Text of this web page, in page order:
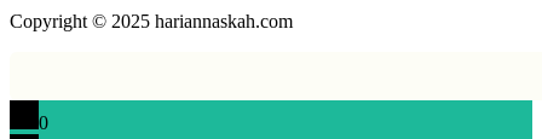
Copyright © 2025 hariannaskah.com
0